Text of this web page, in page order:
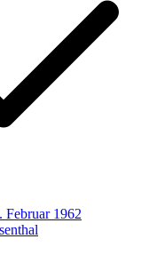
Februar 1962